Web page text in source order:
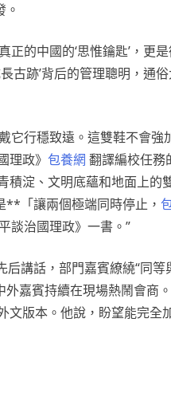
正的中國的‘思惟鑰匙’，更
古跡’背后的管理聰明，通
它行穩致遠。這雙鞋不會強
理政》 包養網 翻譯編校任務
積淀、文明底蘊和地面上
「讓兩個極端同時停止，
談治國理政》一書。”
講話，部門嘉賓繚繞“同
嘉賓持續在現場熱鬧會
文版本。他說，盼望能完全